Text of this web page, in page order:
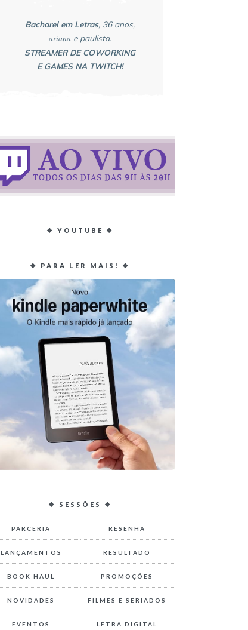
Bacharel em Letras, 36 anos,
arianae paulista.
STREAMER DE COWORKING
E GAMES NA TWITCH!
❖ YOUTUBE ❖
❖ PARA LER MAIS! ❖
❖ SESSÕES ❖
PARCERIA RESENHA
LANÇAMENTOS RESULTADO
BOOK HAUL PROMOÇÕES
NOVIDADES FILMES E SERIADOS
EVENTOS LETRA DIGITAL